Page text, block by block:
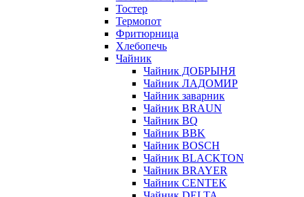
Тостер
Термопот
Фритюрница
Хлебопечь
Чайник
Чайник ДОБРЫНЯ
Чайник ЛАДОМИР
Чайник заварник
Чайник BRAUN
Чайник BQ
Чайник BBK
Чайник BOSCH
Чайник BLACKTON
Чайник BRAYER
Чайник CENTEK